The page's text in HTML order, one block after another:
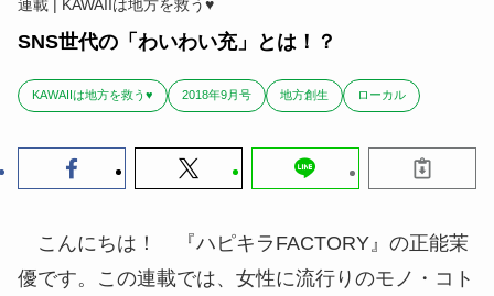
連載 | KAWAIIは地方を救う♥
SNS世代の「わいわい充」とは！？
KAWAIIは地方を救う♥ 2018年9月号 地方創生 ローカル
こんにちは！ 『ハピキラFACTORY』の正能茉
優です。この連載では、女性に流行りのモノ・コト